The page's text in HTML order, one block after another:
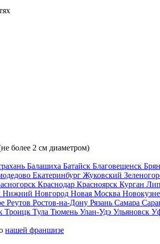
более 2 см диаметром)
Балашиха Батайск Благовещенск
Екатеринбург Жуковский
Краснодар Красноярск Курган
Нижний Новгород Новая Москва
Реутов Ростов-на-Дону Рязань Самара
Троицк Тула Тюмень Улан-Удэ Ульяновск
нашей франшизе